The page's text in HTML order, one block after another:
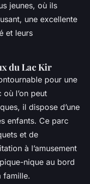
jeunes, où ils
une excellente
et leurs
du Lac Kir
pour une
où l’on peut
il dispose d’une
enfants. Ce parc
et de
à l’amusement
nique au bord
famille.